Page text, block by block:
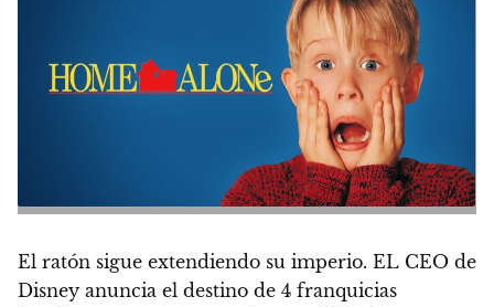
El ratón sigue extendiendo su imperio. EL CEO de
Disney anuncia el destino de 4 franquicias